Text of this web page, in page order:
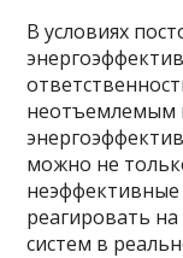
В условиях
неотъемлемым
можно не
реагировать
систем в